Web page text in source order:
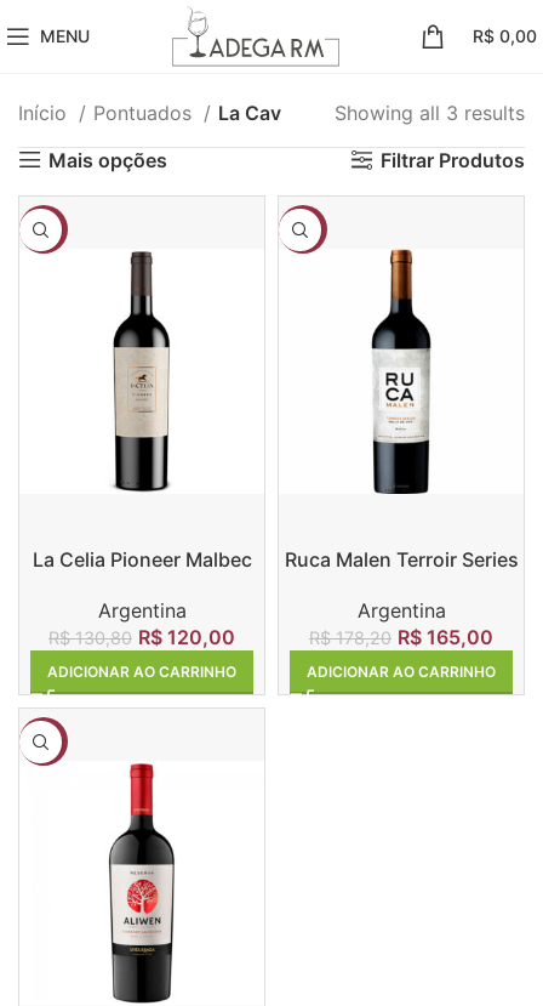
MENU R$ 0,00
Início Pontuados La Cav
Showing all 3 results
Mais opções
Filtrar Produtos
-8%
La Celia Pioneer Malbec
Argentina
R$130,80 R$ 120,00
ADICIONAR AO CARRINHO
-7%
Ruca Malen Terroir Series
Argentina
R$178,20 R$ 165,00
ADICIONAR AO CARRINHO
-8%